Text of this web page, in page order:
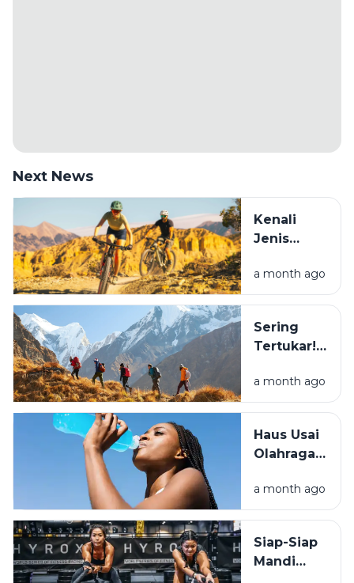
Next News
Kenali
Jenis
Sebelum
Beli: Mana
Cocok
Buat
a month ago
Sering
Tertukar!
Perbedaan
Hiking dan
yang
Wajib
a month ago
Haus Usai
Olahraga?
Beda Air
Biasa dan
Elektrolit
a month ago
Siap-Siap
Mandi